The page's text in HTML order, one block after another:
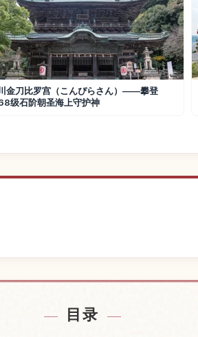
金刀比罗宫（こんぴらさん）——攀登
级石阶朝圣海上守护神
目录